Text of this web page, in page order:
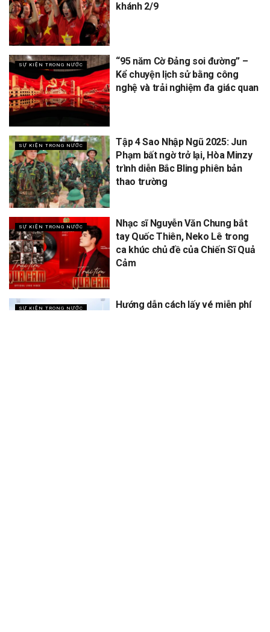
khánh 2/9
SỰ KIỆN TRONG NƯỚC
“95 năm Cờ Đảng soi đường” –
Kể chuyện lịch sử bằng công
nghệ và trải nghiệm đa giác quan
SỰ KIỆN TRONG NƯỚC
Tập 4 Sao Nhập Ngũ 2025: Jun
Phạm bất ngờ trở lại, Hòa Minzy
trình diễn Bắc Bling phiên bản
thao trường
SỰ KIỆN TRONG NƯỚC
Nhạc sĩ Nguyễn Văn Chung bắt
tay Quốc Thiên, Neko Lê trong
ca khúc chủ đề của Chiến Sĩ Quả
Cảm
SỰ KIỆN TRONG NƯỚC
Hướng dẫn cách lấy vé miễn phí